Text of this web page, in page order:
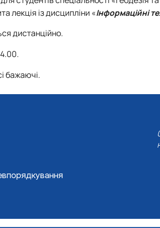
лекцій
лекція із дисципліни «Інформаційні
дистанційно.
бажаючі.